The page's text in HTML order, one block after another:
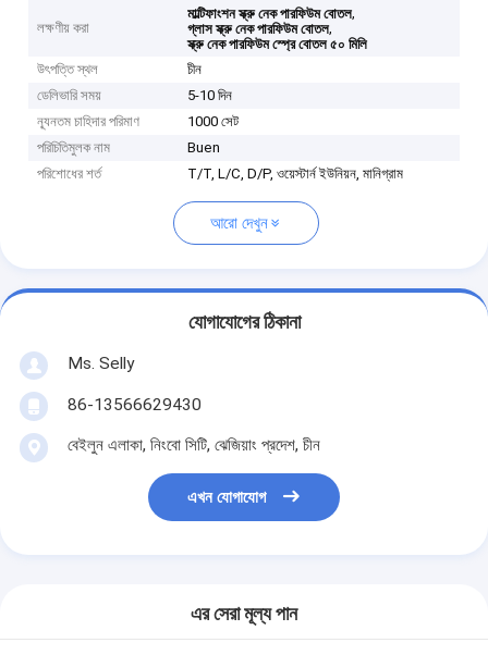
লক্ষণীয় করা
মাল্টিফাংশন স্ক্রু নেক পারফিউম বোতল,
গ্লাস স্ক্রু নেক পারফিউম বোতল,
স্ক্রু নেক পারফিউম স্প্রে বোতল ৫০ মিলি
উৎপত্তি স্থল
চীন
ডেলিভারি সময়
5-10 দিন
ন্যূনতম চাহিদার পরিমাণ
1000 সেট
পরিচিতিমুলক নাম
Buen
পরিশোধের শর্ত
T/T, L/C, D/P, ওয়েস্টার্ন ইউনিয়ন, মানিগ্রাম
আরো দেখুন
যোগাযোগের ঠিকানা
Ms. Selly
86-13566629430
বেইলুন এলাকা, নিংবো সিটি, ঝেজিয়াং প্রদেশ, চীন
এখন যোগাযোগ
এর সেরা মূল্য পান